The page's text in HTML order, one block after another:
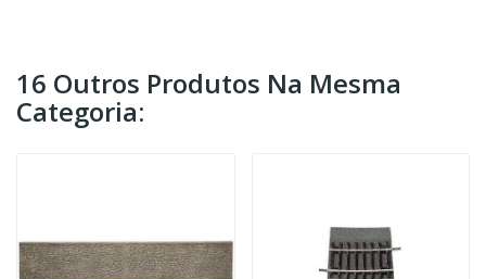
16 Outros Produtos Na Mesma
Categoria: